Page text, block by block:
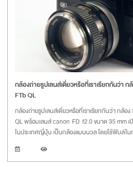
กล้องถ่ายรูปเลนส์เดี่ยวหรือที่เราเรียกกันว่า
FTb QL
กล้องถ่ายรูปเลนส์เดี่ยวหรือที่เราเรียกกันว่า กล้อ
QL พร้อมเลนส์ canon FD f2.0 ขนาด 35 mm
ในประเทศญี่ปุ่น เป็นกล้องแมนนวล โดยใช้ฟิมล์ใ
นี้ไม่ผลิตแล้ว